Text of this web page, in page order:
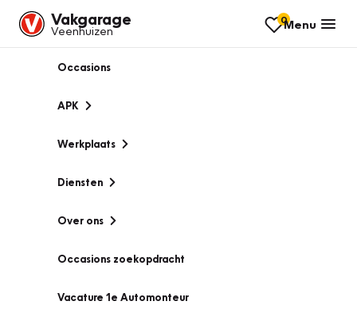
Vakgarage
Veenhuizen
0Menu
Occasions
APK
Werkplaats
Diensten
Over ons
Occasions zoekopdracht
Vacature 1e Automonteur